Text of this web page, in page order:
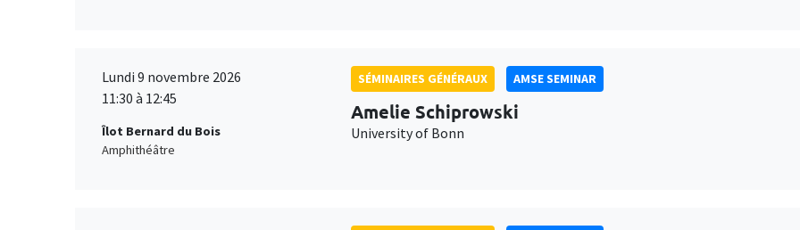
Lundi 9 novembre 2026
11:30 à 12:45
Îlot Bernard du Bois
Amphithéâtre
SÉMINAIRES GÉNÉRAUX AMSE SEMINAR
Amelie Schiprowski
University of Bonn